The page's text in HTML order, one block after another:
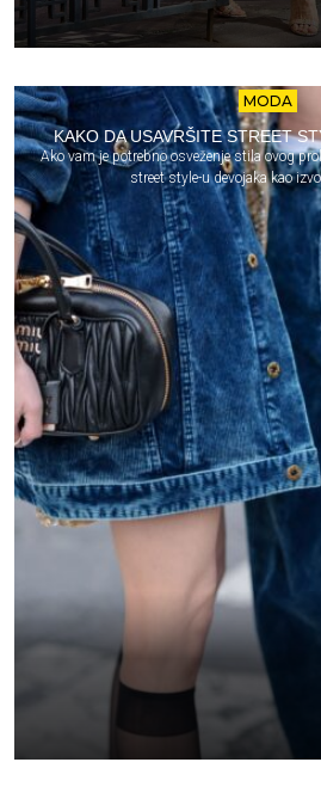
MODA
KAKO DA USAVRŠITE STREET
Ako vam je potrebno osveženje stila ovog
street style-u devojaka kao